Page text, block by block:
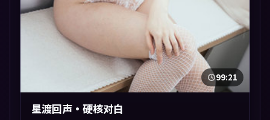
99:21
星渡回声·硬核对白